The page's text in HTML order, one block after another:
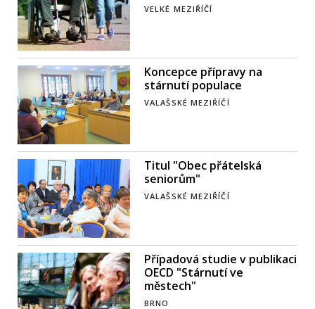
VELKÉ MEZIŘÍČÍ
Koncepce přípravy na
stárnutí populace
VALAŠSKÉ MEZIŘÍČÍ
Titul "Obec přátelská
seniorům"
VALAŠSKÉ MEZIŘÍČÍ
Případová studie v publikaci
OECD "Stárnutí ve
městech"
BRNO